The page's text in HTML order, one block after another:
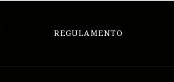
REGULAMENTO